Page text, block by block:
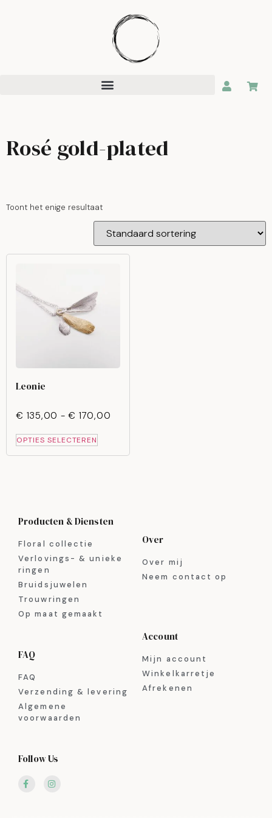
Rosé gold-plated
Toont het enige resultaat
Leonie
€ 135,00 - € 170,00
OPTIES SELECTEREN
Producten & Diensten
Floral collectie
Verlovings- & unieke
ringen
Bruidsjuwelen
Trouwringen
Op maat gemaakt
Over
Over mij
Neem contact op
FAQ
FAQ
Verzending & levering
Algemene
voorwaarden
Account
Mijn account
Winkelkarretje
Afrekenen
Follow Us